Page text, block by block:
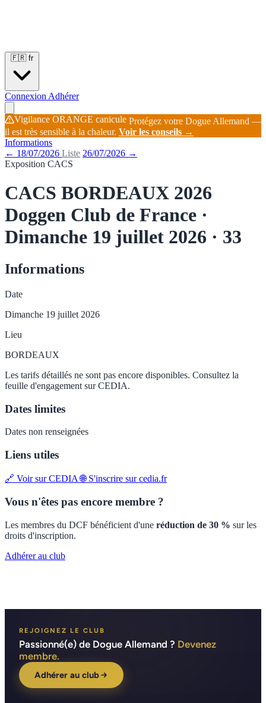
🇫🇷 fr
Connexion Adhérer
Vigilance ORANGE canicule Protégez votre Dogue Allemand —
il est très sensible à la chaleur. Voir les conseils →
Informations
← 18/07/2026 Liste 26/07/2026 →
Exposition CACS
CACS BORDEAUX 2026
Doggen Club de France ·
Dimanche 19 juillet 2026 · 33
Informations
Date
Dimanche 19 juillet 2026
Lieu
BORDEAUX
Les tarifs détaillés ne sont pas encore disponibles. Consultez la
feuille d'engagement sur CEDIA.
Dates limites
Dates non renseignées
Liens utiles
🔗 Voir sur CEDIA🌐 S'inscrire sur cedia.fr
Vous n'êtes pas encore membre ?
Les membres du DCF bénéficient d'une réduction de 30 % sur les
droits d'inscription.
Adhérer au club
REJOIGNEZ LE CLUB
Passionné(e) de Dogue Allemand ? Devenez
membre.
Adhérer au club